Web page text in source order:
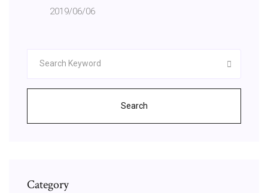
2019/06/06
Search
Category